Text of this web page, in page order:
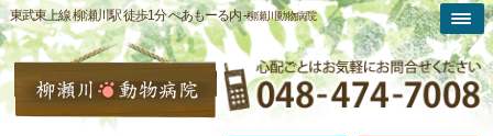
東武東上線 柳瀬川駅 徒歩1分 ぺあもーる内 -柳瀬川動物病院